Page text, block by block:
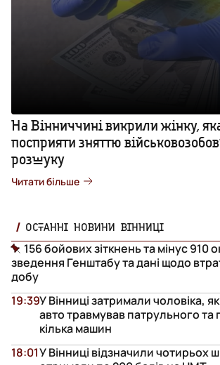
На Вінниччині викрили жінку,
посприяти зняттю
розшуку
Читати більше
ОСТАННІ НОВИНИ ВІННИЦІ
156 бойових зіткнень та мінус 910
зведення Генштабу та дані щодо
добу
У Вінниці затримали чоловіка,
авто травмував патрульного
кілька машин
19:39
У Вінниці відзначили чотирьох
18:01